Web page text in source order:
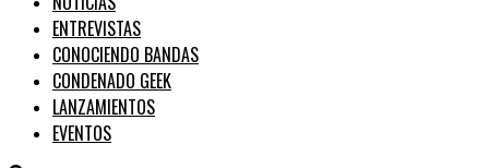
ENTREVISTAS
CONOCIENDO BANDAS
CONDENADO GEEK
LANZAMIENTOS
EVENTOS